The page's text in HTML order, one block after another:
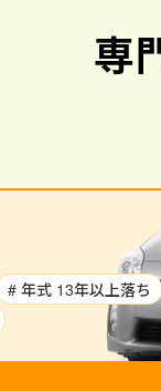
専
# 年式 13年以上落ち